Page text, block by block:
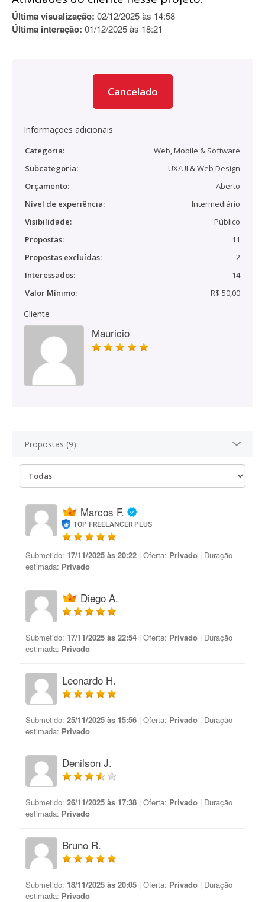
Última visualização: 02/12/2025 às 14:58
Última interação: 01/12/2025 às 18:21
Cancelado
Informações adicionais
Categoria:
Web, Mobile & Software
Subcategoria:
UX/UI & Web Design
Orçamento:
Aberto
Nível de experiência:
Intermediário
Visibilidade:
Público
Propostas:
11
Propostas excluídas:
2
Interessados:
14
Valor Mínimo:
R$ 50,00
Cliente
Mauricio
Propostas (9)
Marcos F.
TOP FREELANCER PLUS
Submetido: 17/11/2025 às 20:22 | Oferta: Privado | Duração
estimada: Privado
Diego A.
Submetido: 17/11/2025 às 22:54 | Oferta: Privado | Duração
estimada: Privado
Leonardo H.
Submetido: 25/11/2025 às 15:56 | Oferta: Privado | Duração
estimada: Privado
Denilson J.
Submetido: 26/11/2025 às 17:38 | Oferta: Privado | Duração
estimada: Privado
Bruno R.
Submetido: 18/11/2025 às 20:05 | Oferta: Privado | Duração
estimada: Privado